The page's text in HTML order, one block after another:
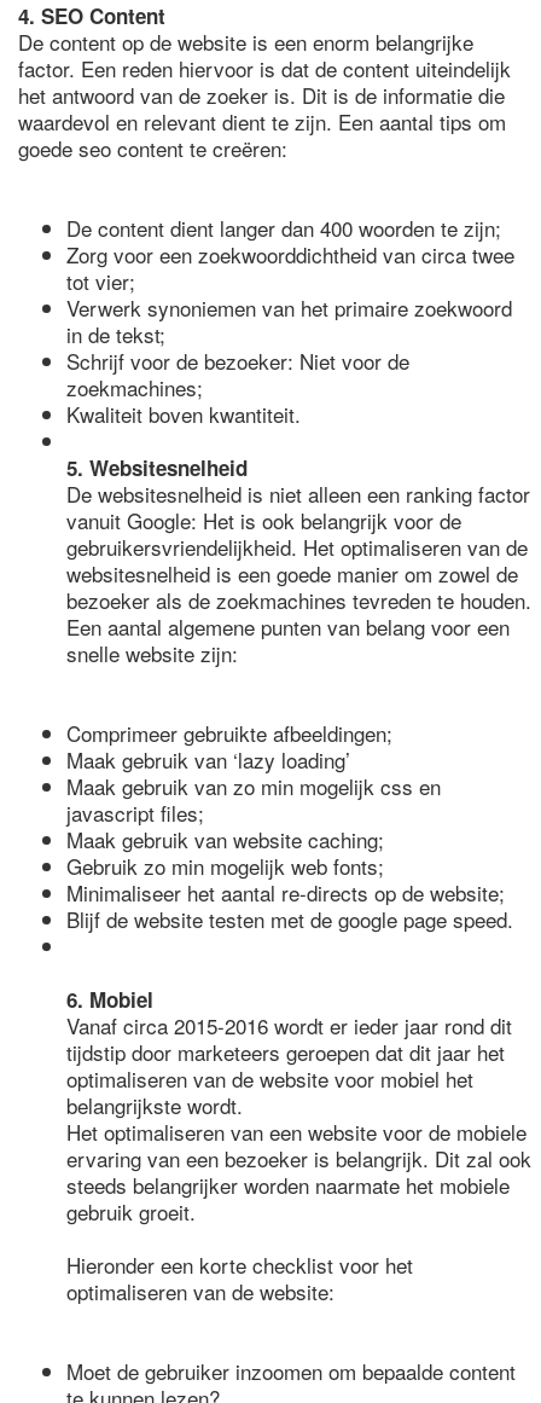
4. SEO Content
De content op de website is een enorm belangrijke
factor. Een reden hiervoor is dat de content uiteindelijk
het antwoord van de zoeker is. Dit is de informatie die
waardevol en relevant dient te zijn. Een aantal tips om
goede seo content te creëren:
De content dient langer dan 400 woorden te zijn;
Zorg voor een zoekwoorddichtheid van circa twee
tot vier;
Verwerk synoniemen van het primaire zoekwoord
in de tekst;
Schrijf voor de bezoeker: Niet voor de
zoekmachines;
Kwaliteit boven kwantiteit.
5. Websitesnelheid
De websitesnelheid is niet alleen een ranking factor
vanuit Google: Het is ook belangrijk voor de
gebruikersvriendelijkheid. Het optimaliseren van de
websitesnelheid is een goede manier om zowel de
bezoeker als de zoekmachines tevreden te houden.
Een aantal algemene punten van belang voor een
snelle website zijn:
Comprimeer gebruikte afbeeldingen;
Maak gebruik van ‘lazy loading’
Maak gebruik van zo min mogelijk css en
javascript files;
Maak gebruik van website caching;
Gebruik zo min mogelijk web fonts;
Minimaliseer het aantal re-directs op de website;
Blijf de website testen met de google page speed.
6. Mobiel
Vanaf circa 2015-2016 wordt er ieder jaar rond dit
tijdstip door marketeers geroepen dat dit jaar het
optimaliseren van de website voor mobiel het
belangrijkste wordt.
Het optimaliseren van een website voor de mobiele
ervaring van een bezoeker is belangrijk. Dit zal ook
steeds belangrijker worden naarmate het mobiele
gebruik groeit.
Hieronder een korte checklist voor het
optimaliseren van de website:
Moet de gebruiker inzoomen om bepaalde content